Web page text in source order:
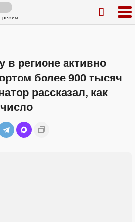
режим
в регионе активно
более 900 тысяч
рассказал, как